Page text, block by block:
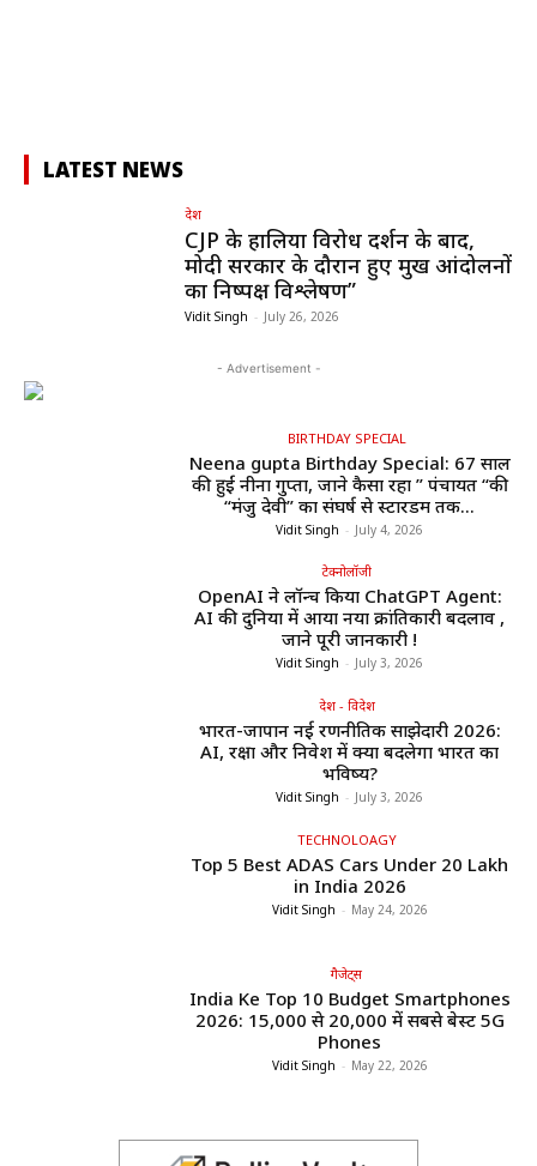
LATEST NEWS
देश
CJP के हालिया विरोध प्रदर्शन के बाद,
मोदी सरकार के दौरान हुए प्रमुख आंदोलनों
का निष्पक्ष विश्लेषण”
Vidit Singh - July 26, 2026
- Advertisement -
BIRTHDAY SPECIAL
Neena gupta Birthday Special: 67 साल
की हुईं नीना गुप्ता, जाने कैसा रहा ” पंचायत “की
“मंजु देवी” का संघर्ष से स्टारडम तक...
Vidit Singh - July 4, 2026
टेक्नोलॉजी
OpenAI ने लॉन्च किया ChatGPT Agent:
AI की दुनिया में आया नया क्रांतिकारी बदलाव ,
जाने पूरी जानकारी !
Vidit Singh - July 3, 2026
देश - विदेश
भारत-जापान नई रणनीतिक साझेदारी 2026:
AI, रक्षा और निवेश में क्या बदलेगा भारत का
भविष्य?
Vidit Singh - July 3, 2026
TECHNOLOAGY
Top 5 Best ADAS Cars Under ₹20 Lakh
in India 2026
Vidit Singh - May 24, 2026
गैजेट्स
India Ke Top 10 Budget Smartphones
2026: ₹15,000 से ₹20,000 में सबसे बेस्ट 5G
Phones
Vidit Singh - May 22, 2026